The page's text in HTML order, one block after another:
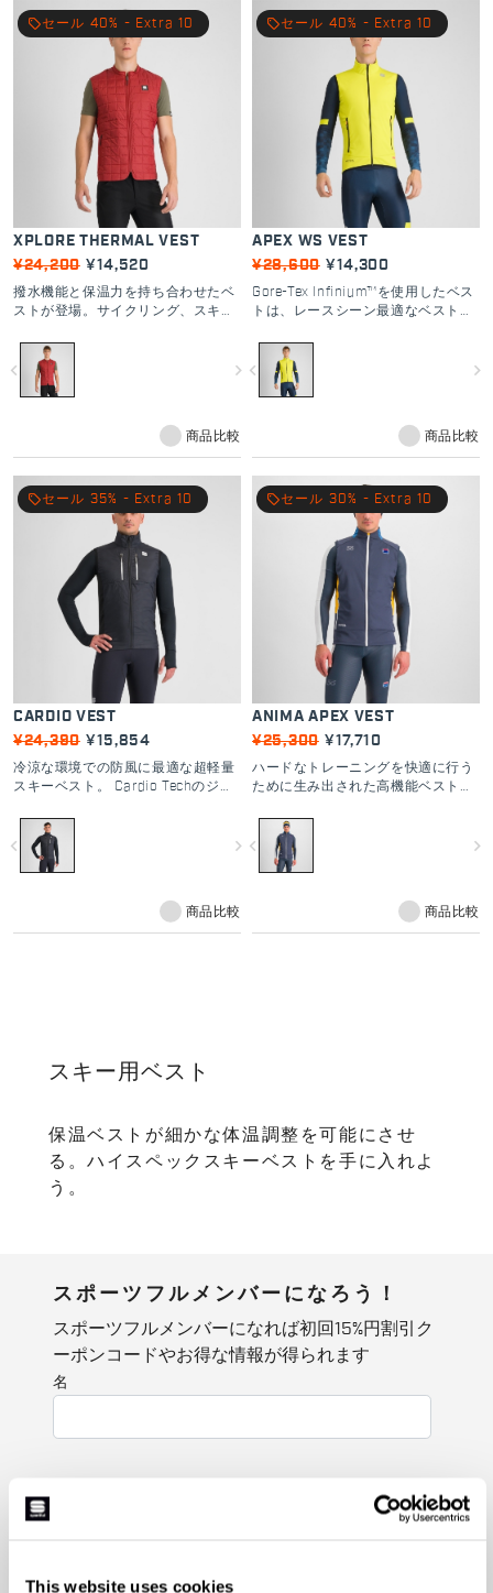
This website uses cookies
XPLORE THERMAL VEST
¥24,200 ¥14,520
撥水機能と保温力を持ち合わせたベ
ストが登場。サイクリング、スキー
汎用性の高いスポーツベスト。
navigate_before navigate_next
local_offerセール 40% - Extra 10
商品比較
APEX WS VEST
¥28,600 ¥14,300
Gore-Tex Infinium™を使用したベス
トは、レースシーン最適なベスト。
ョンでのレースではレーシングスー
ツの上に着用をおすすめする。ウォ
ーミングアップ時のレイヤリングと
その場でどれだけ役に立つかがわか
navigate_before navigate_next
local_offerセール 40% - Extra 10
商品比較
CARDIO VEST
¥24,390 ¥15,854
冷涼な環境での防風に最適な超軽量
スキーベスト。 Cardio Techのジャ
より厳しいトレーニングに最適なウ
ェアとなり、効果的に過度な保温の
リスクを抑えます。
navigate_before navigate_next
local_offerセール 35% - Extra 10
商品比較
ANIMA APEX VEST
¥25,300 ¥17,710
ハードなトレーニングを快適に行う
ために生み出された高機能ベスト。
により優れた防風性を発揮。背面の
薄手の生地は通気性を向上させるよ
うデザインされている。
navigate_before navigate_next
local_offerセール 30% - Extra 10
商品比較
スキー用ベスト
保温ベストが細かな体温調整を可能にさせ
る。ハイスペックスキーベストを手に入れよ
う。
スポーツフルメンバーになろう！
スポーツフルメンバーになれば初回15%円割引ク
ーポンコードやお得な情報が得られます
名